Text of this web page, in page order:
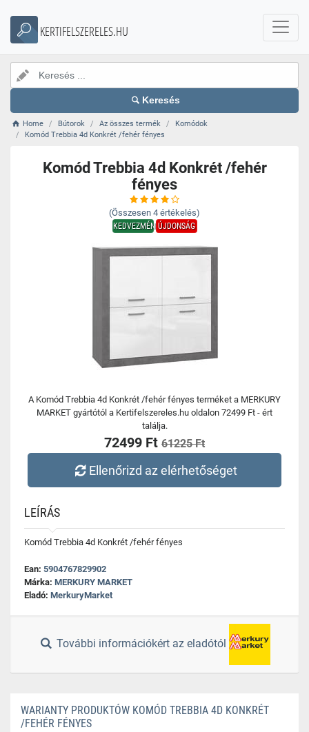
KERTIFELSZERELES.HU
Keresés
Home Bútorok Az összes termék
Komódok
Komód Trebbia 4d Konkrét /fehér fényes
Komód Trebbia 4d Konkrét /fehér
fényes
(Összesen 4 értékelés)
KEDVEZMÉNYÚJDONSÁG
A Komód Trebbia 4d Konkrét /fehér fényes terméket a MERKURY
MARKET gyártótól a Kertifelszereles.hu oldalon 72499 Ft - ért
találja.
72499 Ft 61225 Ft
Ellenőrizd az elérhetőséget
LEÍRÁS
Komód Trebbia 4d Konkrét /fehér fényes
Ean: 5904767829902
Márka: MERKURY MARKET
Eladó: MerkuryMarket
További információkért az eladótól
WARIANTY PRODUKTÓW KOMÓD TREBBIA 4D KONKRÉT
/FEHÉR FÉNYES